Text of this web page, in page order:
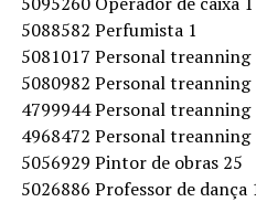
5088582 Perfumista 1
5081017 Personal treanning
5080982 Personal treanning
4799944 Personal treanning
4968472 Personal treanning
5056929 Pintor de obras 25
5026886 Professor de dança